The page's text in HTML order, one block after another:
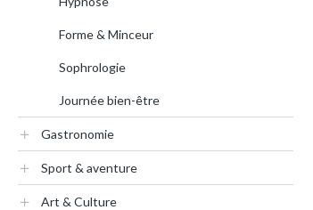
Forme & Minceur
Sophrologie
Journée bien-être
Gastronomie
Sport & aventure
Art & Culture